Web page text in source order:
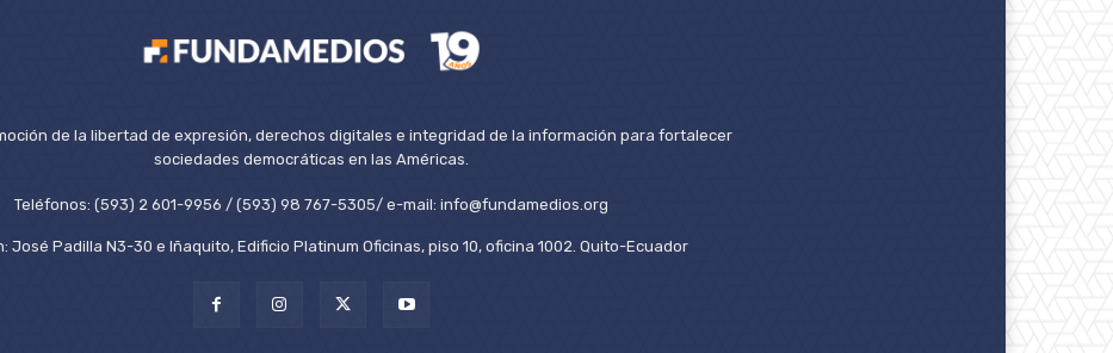
de la libertad de expresión, derechos digitales e integridad de la información para fortalecer
sociedades democráticas en las Américas.
Teléfonos: (593) 2 601-9956 / (593) 98 767-5305/ e-mail: info@fundamedios.org
José Padilla N3-30 e Iñaquito, Edificio Platinum Oficinas, piso 10, oficina 1002. Quito-Ecuador